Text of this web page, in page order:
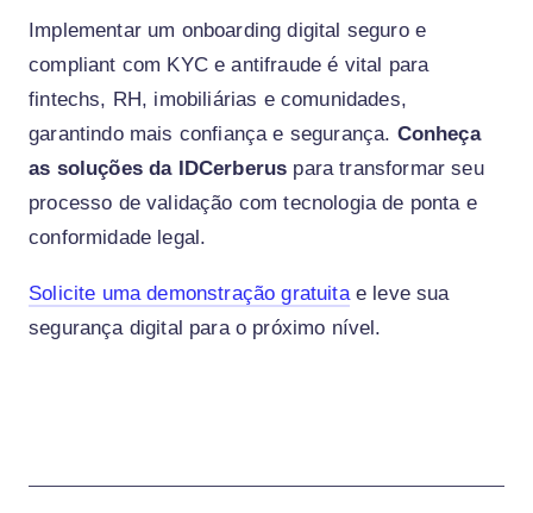
Implementar um onboarding digital seguro e
compliant com KYC e antifraude é vital para
fintechs, RH, imobiliárias e comunidades,
garantindo mais confiança e segurança. Conheça
as soluções da IDCerberus para transformar seu
processo de validação com tecnologia de ponta e
conformidade legal.
Solicite uma demonstração gratuitae leve sua
segurança digital para o próximo nível.